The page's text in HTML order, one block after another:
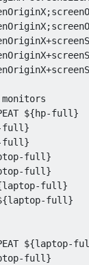
${hp-full}
full}
full}
full}
full}
full}
${laptop-full}
${laptop-
full}